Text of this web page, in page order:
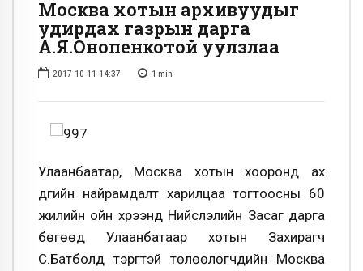
Москва хотын архивуудыг
удирдах газрын дарга
А.Я.Онопенкотой уулзлаа
2017-10-11 14:37 1 min
Улаанбаатар, Москва хотын хооронд ах
дүүгийн найрамдалт харилцаа тогтоосны 60
жилийн ойн хүрээнд Нийслэлийн Засаг дарга
бөгөөд Улаанбатаар хотын Захирагч
С.Батболд тэргүүтэй төлөөлөгчдийн Москва